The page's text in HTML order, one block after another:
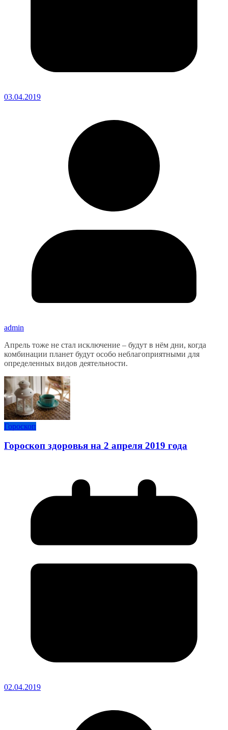
03.04.2019
admin
Апрель тоже не стал исключение – будут в нём дни, когда
комбинации планет будут особо неблагоприятными для
определенных видов деятельности.
Гороскоп
Гороскоп здоровья на 2 апреля 2019 года
02.04.2019